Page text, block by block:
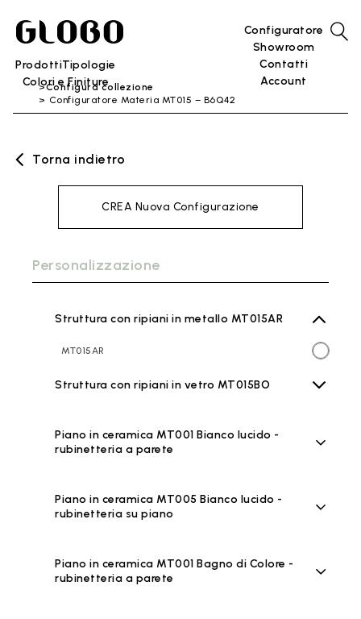
ProdottiTipologie
Colori e Finiture
Configuratore
Showroom
Contatti
Account
Configura collezione
Configuratore Materia MT015 – B6Q42
Torna indietro
CREA Nuova Configurazione
Personalizzazione
Struttura con ripiani in metallo MT015AR
MT015AR
Struttura con ripiani in vetro MT015BO
Piano in ceramica MT001 Bianco lucido -
rubinetteria a parete
Piano in ceramica MT005 Bianco lucido -
rubinetteria su piano
Piano in ceramica MT001 Bagno di Colore -
rubinetteria a parete